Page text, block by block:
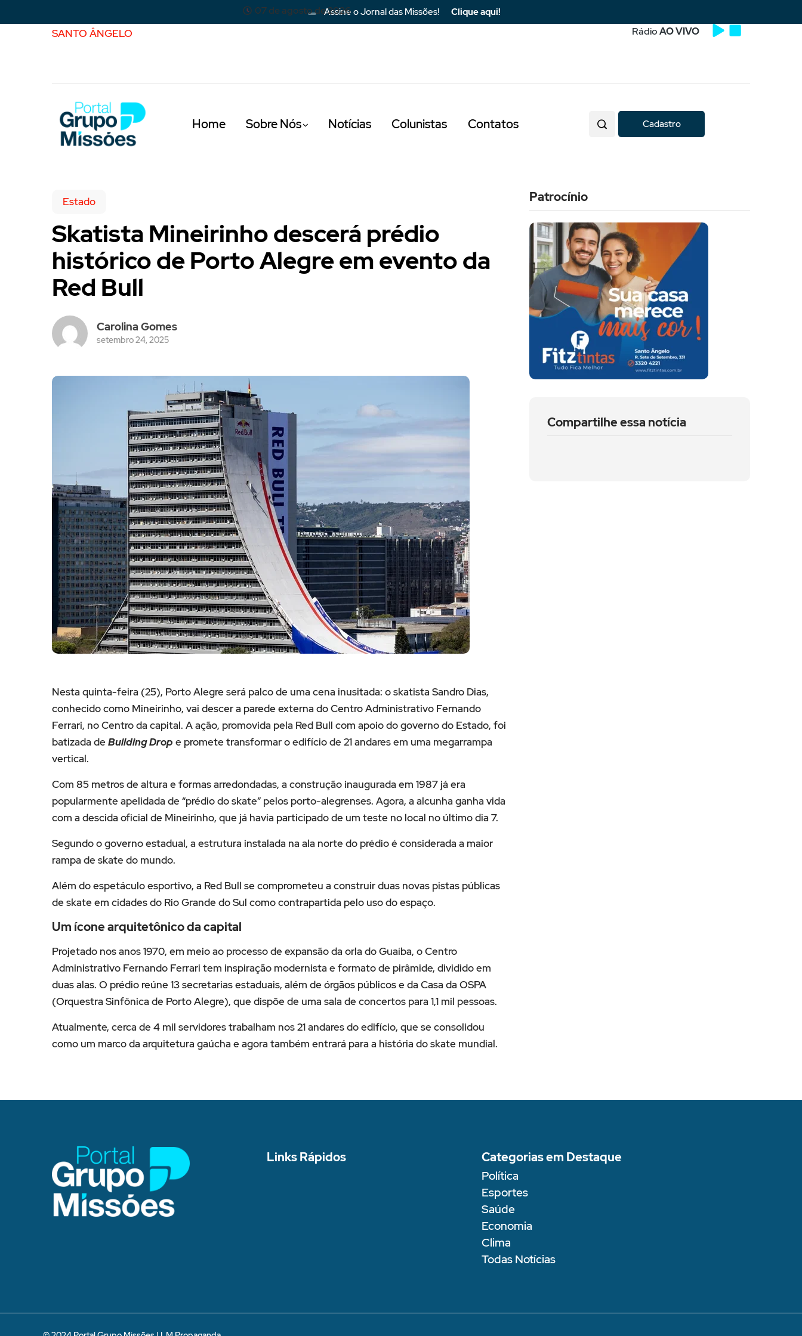
Assine o Jornal das Missões! Clique aqui!
SANTO ÂNGELO
07 de agosto de 2026
RádioAO VIVO
Home Sobre Nós Notícias Colunistas Contatos Cadastro
Estado
Skatista Mineirinho descerá prédio
histórico de Porto Alegre em evento da
Red Bull
Carolina Gomes
setembro 24, 2025
Nesta quinta-feira (25), Porto Alegre será palco de uma cena inusitada: o skatista Sandro Dias,
conhecido como Mineirinho, vai descer a parede externa do Centro Administrativo Fernando
Ferrari, no Centro da capital. A ação, promovida pela Red Bull com apoio do governo do Estado, foi
batizada deBuilding Drop e promete transformar o edifício de 21 andares em uma megarrampa
vertical.
Com 85 metros de altura e formas arredondadas, a construção inaugurada em 1987 já era
popularmente apelidada de “prédio do skate” pelos porto-alegrenses. Agora, a alcunha ganha vida
com a descida oficial de Mineirinho, que já havia participado de um teste no local no último dia 7.
Segundo o governo estadual, a estrutura instalada na ala norte do prédio é considerada a maior
rampa de skate do mundo.
Além do espetáculo esportivo, a Red Bull se comprometeu a construir duas novas pistas públicas
de skate em cidades do Rio Grande do Sul como contrapartida pelo uso do espaço.
Um ícone arquitetônico da capital
Projetado nos anos 1970, em meio ao processo de expansão da orla do Guaíba, o Centro
Administrativo Fernando Ferrari tem inspiração modernista e formato de pirâmide, dividido em
duas alas. O prédio reúne 13 secretarias estaduais, além de órgãos públicos e da Casa da OSPA
(Orquestra Sinfônica de Porto Alegre), que dispõe de uma sala de concertos para 1,1 mil pessoas.
Atualmente, cerca de 4 mil servidores trabalham nos 21 andares do edifício, que se consolidou
como um marco da arquitetura gaúcha e agora também entrará para a história do skate mundial.
Patrocínio
Compartilhe essa notícia
Links Rápidos Categorias em Destaque
Política
Esportes
Saúde
Economia
Clima
Todas Notícias